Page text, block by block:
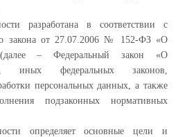
разработана в соответствии с
закона от 27.07.2006 № 152-ФЗ «О
– Федеральный закон «О
иных федеральных законов,
персональных данных, а также
подзаконных нормативных
определяет основные цели и